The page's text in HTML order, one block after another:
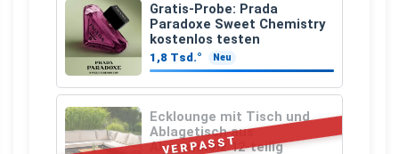
Gratis-Probe: Prada
Paradoxe Sweet Chemistry
kostenlos testen
1,8 Tsd.° Neu
VERPASST
Ecklounge mit Tisch und
Ablagetisch aus
Akazienholz 12-teilig